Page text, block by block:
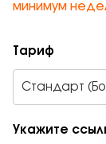
Тариф
Стандарт
Укажите
минимум